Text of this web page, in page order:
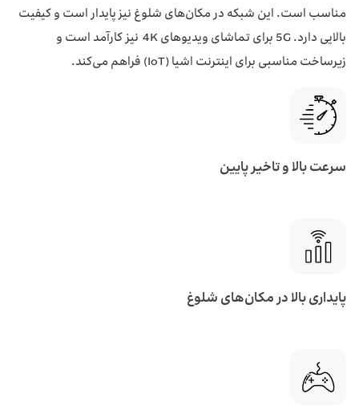
مناسب است. این شبکه در مکان‌های شلوغ نیز پایدار است و کیفیت
بالایی دارد. 5G برای تماشای ویدیوهای 4K نیز کارآمد است و
زیرساخت مناسبی برای اینترنت اشیا (IoT) فراهم می‌کند.
سرعت بالا و تاخیر پایین
پایداری بالا در مکان‌های شلوغ